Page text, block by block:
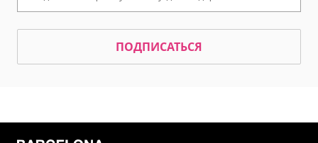
ПОДПИСАТЬСЯ